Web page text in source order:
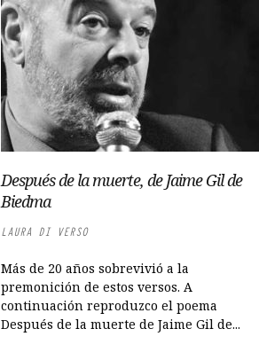
Después de la muerte, de Jaime Gil de
Biedma
LAURA DI VERSO
Más de 20 años sobrevivió a la
premonición de estos versos. A
continuación reproduzco el poema
Después de la muerte de Jaime Gil de...